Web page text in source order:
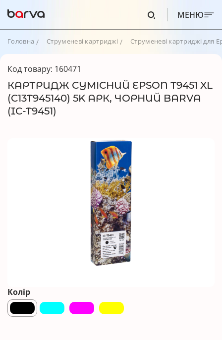
МЕНЮ
Головна Струменеві картриджі Струменеві картриджі для
Код товару: 160471
КАРТРИДЖ СУМІСНИЙ EPSON T9451 XL
(C13T945140) 5K АРК, ЧОРНИЙ BARVA
(IC-T9451)
Колір